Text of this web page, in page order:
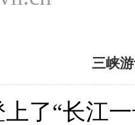
三峡
了“长江